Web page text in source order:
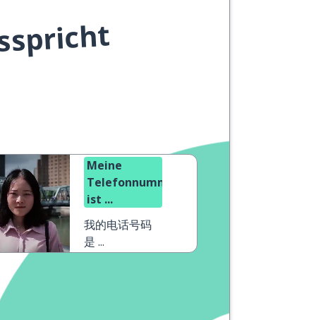
Meine
Telefonnummer
ist ...
我的电话号码
是 ...